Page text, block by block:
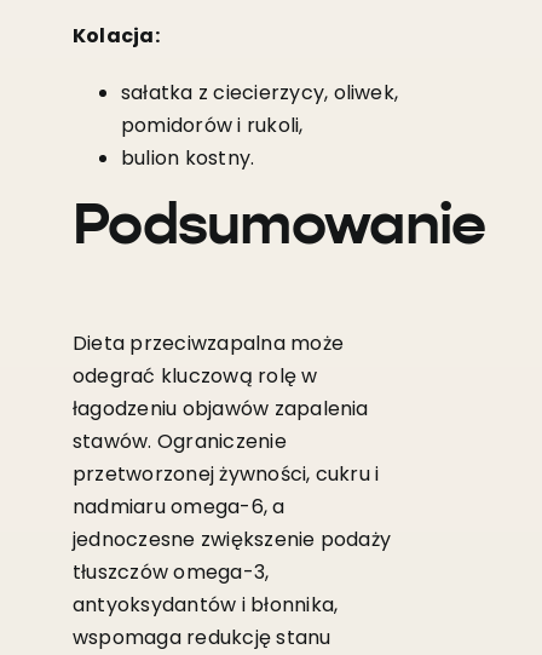
Kolacja:
sałatka z ciecierzycy, oliwek,
pomidorów i rukoli,
bulion kostny.
Podsumowanie
Dieta przeciwzapalna może
odegrać kluczową rolę w
łagodzeniu objawów zapalenia
stawów. Ograniczenie
przetworzonej żywności, cukru i
nadmiaru omega-6, a
jednoczesne zwiększenie podaży
tłuszczów omega-3,
antyoksydantów i błonnika,
wspomaga redukcję stanu